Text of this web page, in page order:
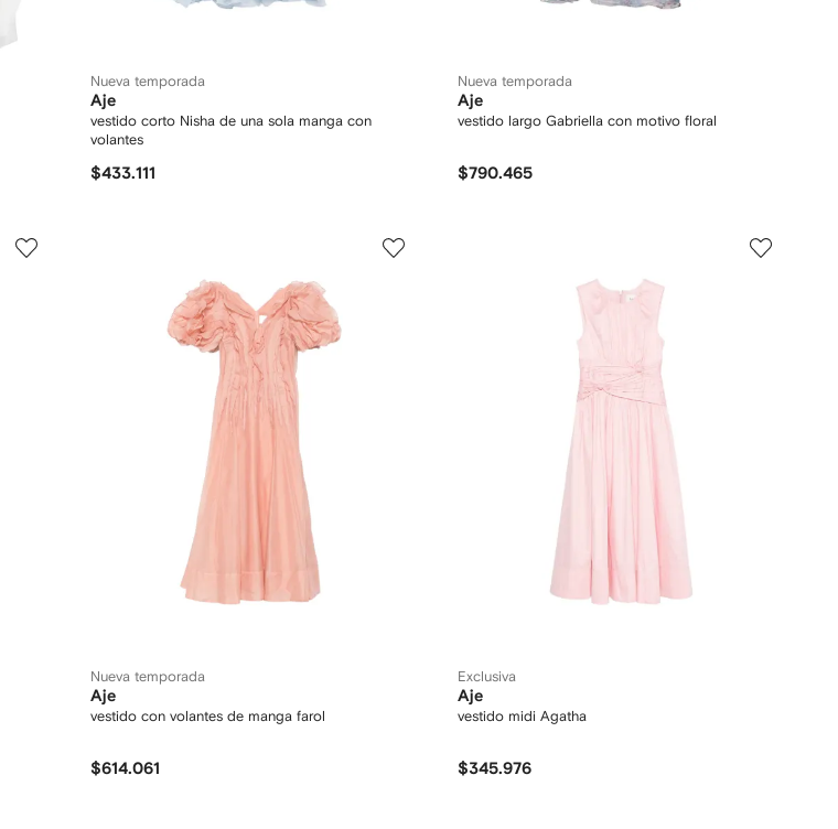
Nueva temporada
Aje
vestido corto Nisha de una sola manga con
volantes
$433.111
Nueva temporada
Aje
vestido largo Gabriella con motivo floral
$790.465
Nueva temporada
Aje
vestido con volantes de manga farol
$614.061
Exclusiva
Aje
vestido midi Agatha
$345.976